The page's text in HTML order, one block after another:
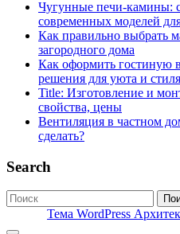
Чугунные печи-камины:
современных моделей
Как правильно выбрать
загородного дома
Как оформить гостиную
решения для уюта и стиля
Title: Изготовление и
свойства, цены
Вентиляция в частном
сделать?
Search
Тема WordPress